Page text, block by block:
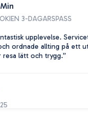
3-DAGARSPASS
upplevelse.
ordnade allting på ett
lätt och trygg.”